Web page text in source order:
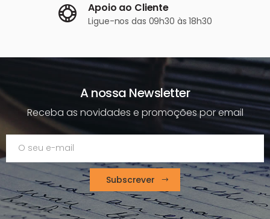
Apoio ao Cliente
Ligue-nos das 09h30 às 18h30
A nossa Newsletter
Receba as novidades e promoções por email
Subscrever